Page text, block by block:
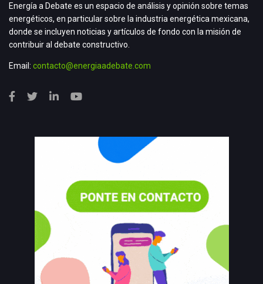
Energía a Debate es un espacio de análisis y opinión sobre temas
energéticos, en particular sobre la industria energética mexicana,
donde se incluyen noticias y artículos de fondo con la misión de
contribuir al debate constructivo.
Email: contacto@energiaadebate.com